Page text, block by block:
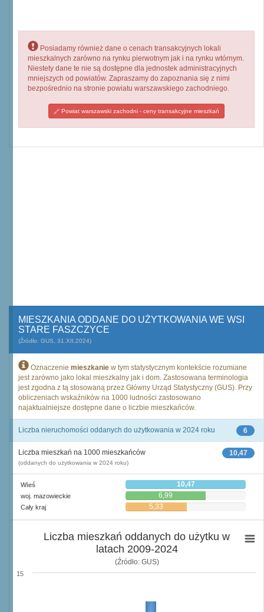
Posiadamy również dane o cenach transakcyjnych lokali
mieszkalnych zarówno na rynku pierwotnym jak i na rynku wtórnym.
Niestety dane te nie są dostępne dla jednostek administracyjnych
mniejszych od powiatów. Zapraszamy do zapoznania się z nimi
bezpośrednio na stronie powiatu warszawskiego zachodniego.
Powiat warszawski zachodni - ceny transakcyjne mieszkań
MIESZKANIA ODDANE DO UŻYTKOWANIA WE WSI
STARE FASZCZYCE
(Źródło: GUS, 31.XII.2024)
Oznaczenie mieszkanie w tym statystycznym kontekście rozumiane
jest zarówno jako lokal mieszkalny jak i dom. Zastosowana terminologia
jest zgodna z tą stosowaną przez Główny Urząd Statystyczny (GUS). Przy
obliczeniach wskaźników na 1000 ludności zastosowano
najaktualniejsze dostępne dane o liczbie mieszkańców.
6
Liczba nieruchomości oddanych do użytkowania w 2024 roku
10,47
Liczba mieszkań na 1000 mieszkańców
(oddanych do użytkowania w 2024 roku)
Wieś 10,47
woj. mazowieckie 6,99
Cały kraj 5,33
Liczba mieszkań oddanych do użytku w
latach 2009-2024
(Źródło: GUS)
15